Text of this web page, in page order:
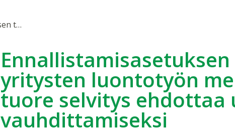
Ennallistamisasetuksen toteutus edellyttää yritysten luontotyön merkittävää lisäämistä – tuore selvitys ehdottaa uusia rakenteita työn vauhdittamiseksi
yritysten luontotyön
tuore selvitys
vauhdittamiseksi